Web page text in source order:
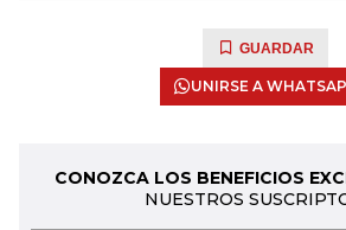
GUARDAR
UNIRSE A
CONOZCA LOS BENEFICIOS
NUESTROS